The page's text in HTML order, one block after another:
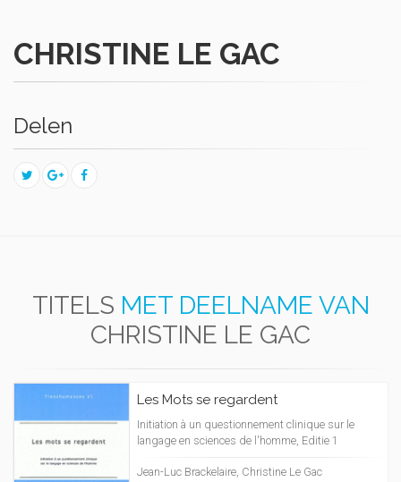
CHRISTINE LE GAC
Delen
TITELS MET DEELNAME VAN
CHRISTINE LE GAC
Les Mots se regardent
Initiation à un questionnement clinique sur le
langage en sciences de l'homme, Editie 1
Jean-Luc Brackelaire, Christine Le Gac